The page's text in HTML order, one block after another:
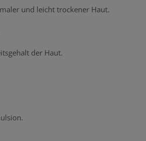
und leicht trockener Haut.
der Haut.